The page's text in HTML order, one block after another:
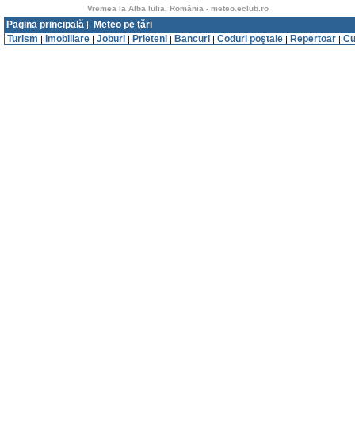
Vremea la Alba Iulia, România - meteo.eclub.ro
Pagina principală |
Meteo pe ţări
Turism | Imobiliare | Joburi | Prieteni | Bancuri | Coduri poştale | Repertoar |